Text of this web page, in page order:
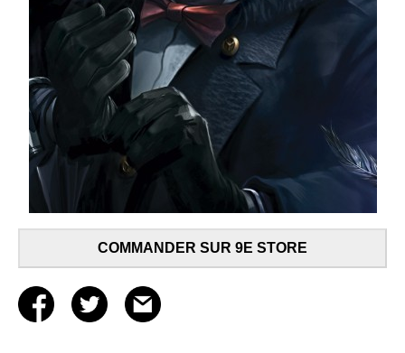
COMMANDER SUR 9E STORE